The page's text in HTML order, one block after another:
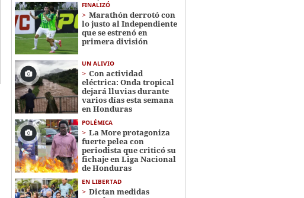
FINALIZÓ
Marathón derrotó con
lo justo al Independiente
que se estrenó en
primera división
UN ALIVIO
Con actividad
eléctrica: Onda tropical
dejará lluvias durante
varios días esta semana
en Honduras
POLÉMICA
La More protagoniza
fuerte pelea con
periodista que criticó su
fichaje en Liga Nacional
de Honduras
EN LIBERTAD
Dictan medidas